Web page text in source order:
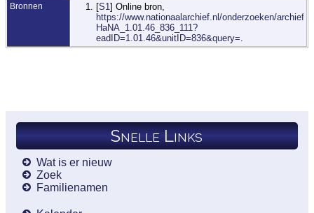
Bronnen [S1 ] Online bron,
https://www.nationaalarchief.nl/onderzoeken/archief/
HaNA_1.01.46_836_111?
eadID=1.01.46&unitID=836&query=
Snelle Links
Wat is er nieuw
Zoek
Familienamen